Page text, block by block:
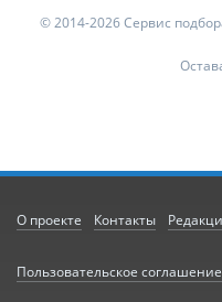
© 2014-2026 Сервис
О проекте Контакты
Пользовательское соглашение